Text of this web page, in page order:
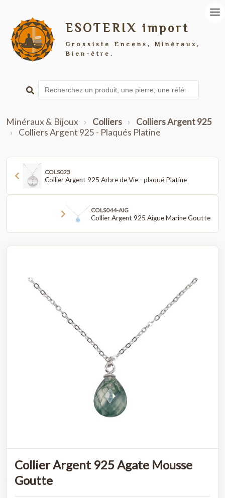
ESOTERIX import
Grossiste Encens, Minéraux,
Bien-être.
Minéraux & Bijoux › Colliers ›
Colliers Argent 925
›
Colliers Argent 925 - Plaqués Platine
COLS023
Collier Argent 925 Arbre de Vie - plaqué Platine
COLS044-AIG
Collier Argent 925 Aigue Marine Goutte
Collier Argent 925 Agate Mousse
Goutte